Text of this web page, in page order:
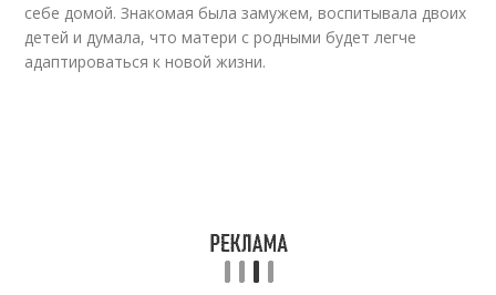
себе домой. Знакомая была замужем, воспитывала двоих
детей и думала, что матери с родными будет легче
адаптироваться к новой жизни.